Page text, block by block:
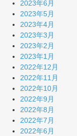
2023年6月
2023年5月
2023年4月
2023年3月
2023年2月
2023年1月
2022年12月
2022年11月
2022年10月
2022年9月
2022年8月
2022年7月
2022年6月